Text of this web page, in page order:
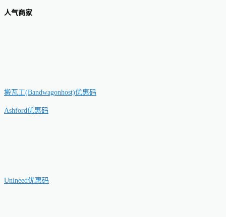
人气商家
搬瓦工(Bandwagonhost)优惠码
Ashford优惠码
Unineed优惠码